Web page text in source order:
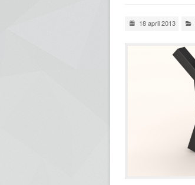
18 april 2013